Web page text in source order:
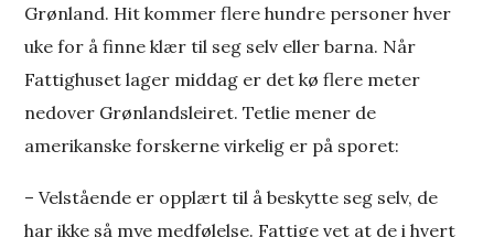
Grønland. Hit kommer flere hundre personer hver
uke for å finne klær til seg selv eller barna. Når
Fattighuset lager middag er det kø flere meter
nedover Grønlandsleiret. Tetlie mener de
amerikanske forskerne virkelig er på sporet:
– Velstående er opplært til å beskytte seg selv, de
har ikke så mye medfølelse. Fattige vet at de i hvert